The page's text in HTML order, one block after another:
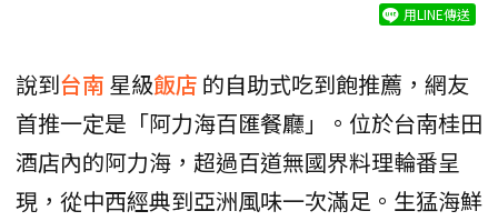
用LINE傳送
說到台南 星級飯店 的自助式吃到飽推薦，網友
首推一定是「阿力海百匯餐廳」。位於台南桂田
酒店內的阿力海，超過百道無國界料理輪番呈
現，從中西經典到亞洲風味一次滿足。生猛海鮮